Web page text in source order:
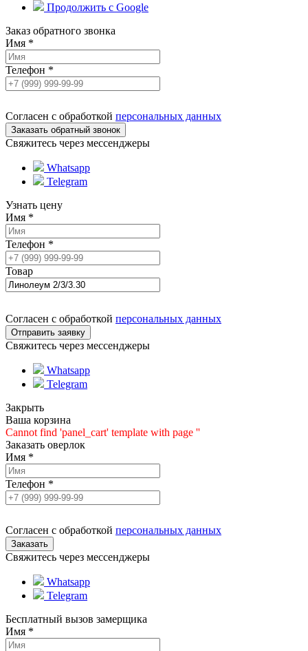
Продолжить с Google
Заказ обратного звонка
Имя *
Телефон *
Согласен с обработкой персональных данных
Свяжитесь через мессенджеры
Whatsapp
Telegram
Узнать цену
Имя *
Телефон *
Товар
Согласен с обработкой персональных данных
Свяжитесь через мессенджеры
Whatsapp
Telegram
Закрыть
Ваша корзина
Cannot find 'panel_cart' template with page ''
Заказать оверлок
Имя *
Телефон *
Согласен с обработкой персональных данных
Свяжитесь через мессенджеры
Whatsapp
Telegram
Бесплатный вызов замерщика
Имя *